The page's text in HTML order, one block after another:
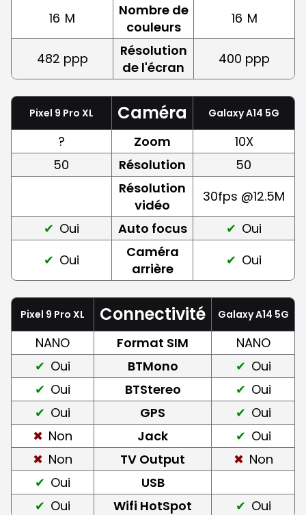
16 M
Nombre de
couleurs
16 M
482 ppp
Résolution
de l'écran
400 ppp
Pixel 9 Pro XL Caméra Galaxy A14 5G
? Zoom
10X
50
Résolution
50
Résolution
vidéo
30fps @12.5M
Oui
Auto focus
Oui
Oui
Caméra
arrière
Oui
Pixel 9 Pro XL Connectivité Galaxy A14 5G
NANO Format SIM
NANO
Oui
BTMono
Oui
Oui
BTStereo
Oui
Oui
GPS
Oui
Non
Jack
Oui
Non
TV Output
Non
Oui
USB
Oui
Wifi HotSpot Oui